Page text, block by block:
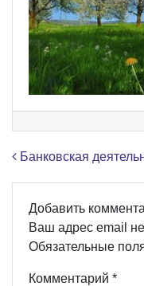
Навигация
Банковская
Добавить
Ваш адрес email
Обязательные
Комментарий *